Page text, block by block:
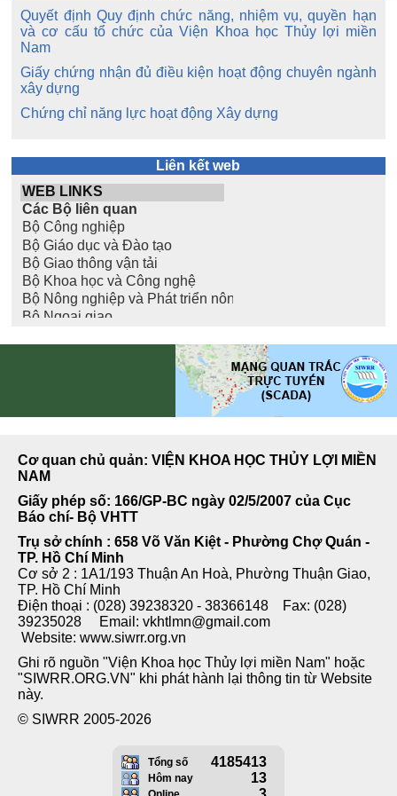
Quyết định Quy định chức năng, nhiệm vụ, quyền hạn
và cơ cấu tổ chức của Viện Khoa học Thủy lợi miền
Nam
Giấy chứng nhận đủ điều kiện hoạt động chuyên ngành
xây dựng
Chứng chỉ năng lực hoạt động Xây dựng
Liên kết web
Cơ quan chủ quản: VIỆN KHOA HỌC THỦY LỢI MIỀN
NAM
Giấy phép số: 166/GP-BC ngày 02/5/2007 của Cục
Báo chí- Bộ VHTT
Trụ sở chính : 658 Võ Văn Kiệt - Phường Chợ Quán -
TP. Hồ Chí Minh
Cơ sở 2 : 1A1/193 Thuận An Hoà, Phường Thuận Giao,
TP. Hồ Chí Minh
Điện thoại : (028) 39238320 - 38366148 Fax: (028)
39235028 Email: vkhtlmn@gmail.com
Website: www.siwrr.org.vn
Ghi rõ nguồn "Viện Khoa học Thủy lợi miền Nam" hoặc
"SIWRR.ORG.VN" khi phát hành lại thông tin từ Website
này.
© SIWRR 2005-2026
Tổng số 4185413
Hôm nay 13